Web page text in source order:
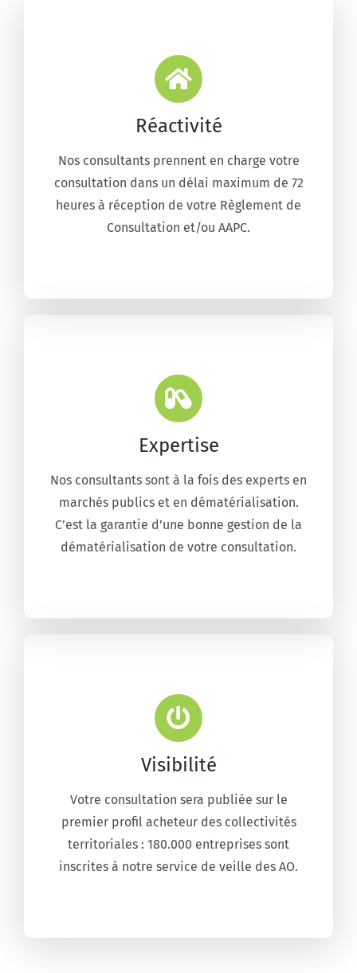
Réactivité
Nos consultants prennent en charge votre
consultation dans un délai maximum de 72
heures à réception de votre Règlement de
Consultation et/ou AAPC.
Expertise
Nos consultants sont à la fois des experts en
marchés publics et en dématérialisation.
C’est la garantie d’une bonne gestion de la
dématérialisation de votre consultation.
Visibilité
Votre consultation sera publiée sur le
premier profil acheteur des collectivités
territoriales : 180.000 entreprises sont
inscrites à notre service de veille des AO.